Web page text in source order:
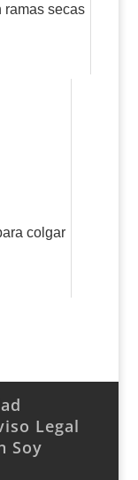
ramas secas
colgar
Legal
Soy